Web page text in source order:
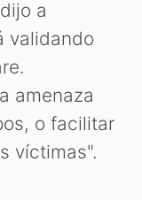
a
validando
amenaza
o facilitar
víctimas".